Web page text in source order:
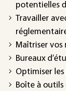
potentielles
Travailler
Maîtriser vos
Bureaux
Optimiser
Boîte à